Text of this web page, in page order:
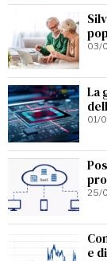
03/
La
01/
25/
e